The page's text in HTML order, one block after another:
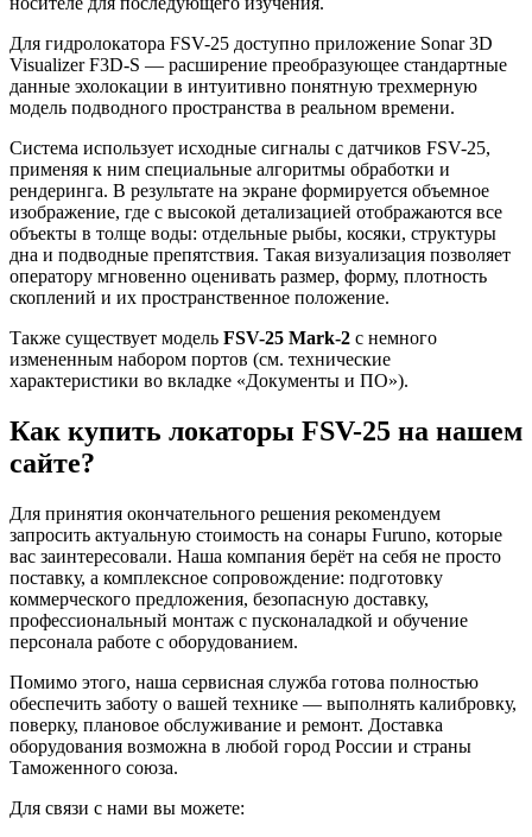
Для гидролокатора FSV-25 доступно приложение Sonar 3D
Visualizer F3D-S — расширение преобразующее стандартные
данные эхолокации в интуитивно понятную трехмерную
модель подводного пространства в реальном времени.
Система использует исходные сигналы с датчиков FSV-25,
применяя к ним специальные алгоритмы обработки и
рендеринга. В результате на экране формируется объемное
изображение, где с высокой детализацией отображаются все
объекты в толще воды: отдельные рыбы, косяки, структуры
дна и подводные препятствия. Такая визуализация позволяет
оператору мгновенно оценивать размер, форму, плотность
скоплений и их пространственное положение.
Также существует модель FSV-25 Mark-2 с немного
измененным набором портов (см. технические
характеристики во вкладке «Документы и ПО»).
Как купить локаторы FSV-25 на нашем
сайте?
Для принятия окончательного решения рекомендуем
запросить актуальную стоимость на сонары Furuno, которые
вас заинтересовали. Наша компания берёт на себя не просто
поставку, а комплексное сопровождение: подготовку
коммерческого предложения, безопасную доставку,
профессиональный монтаж с пусконаладкой и обучение
персонала работе с оборудованием.
Помимо этого, наша сервисная служба готова полностью
обеспечить заботу о вашей технике — выполнять калибровку,
поверку, плановое обслуживание и ремонт. Доставка
оборудования возможна в любой город России и страны
Таможенного союза.
Для связи с нами вы можете: